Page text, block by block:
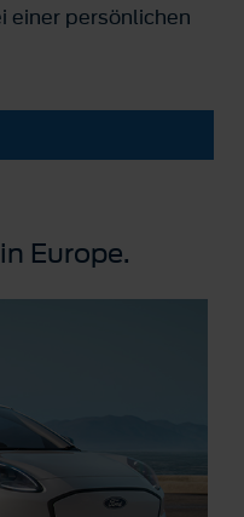
einer persönlichen
Europe.